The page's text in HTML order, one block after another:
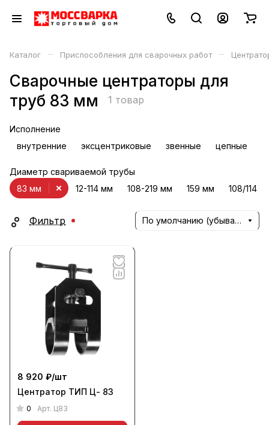
Каталог – Приспособления для сварочных работ –
Сварочные центраторы для
труб 83 мм
1 товар
Исполнение
внутренние
эксцентриковые звенные цепные
Диаметр свариваемой трубы
12-114 мм
108-219 мм 159 мм 108/114
83 мм
Фильтр По умолчанию (убывание)
8 920 ₽/шт
Центратор ТИП Ц- 83
0 Арт. Ц83